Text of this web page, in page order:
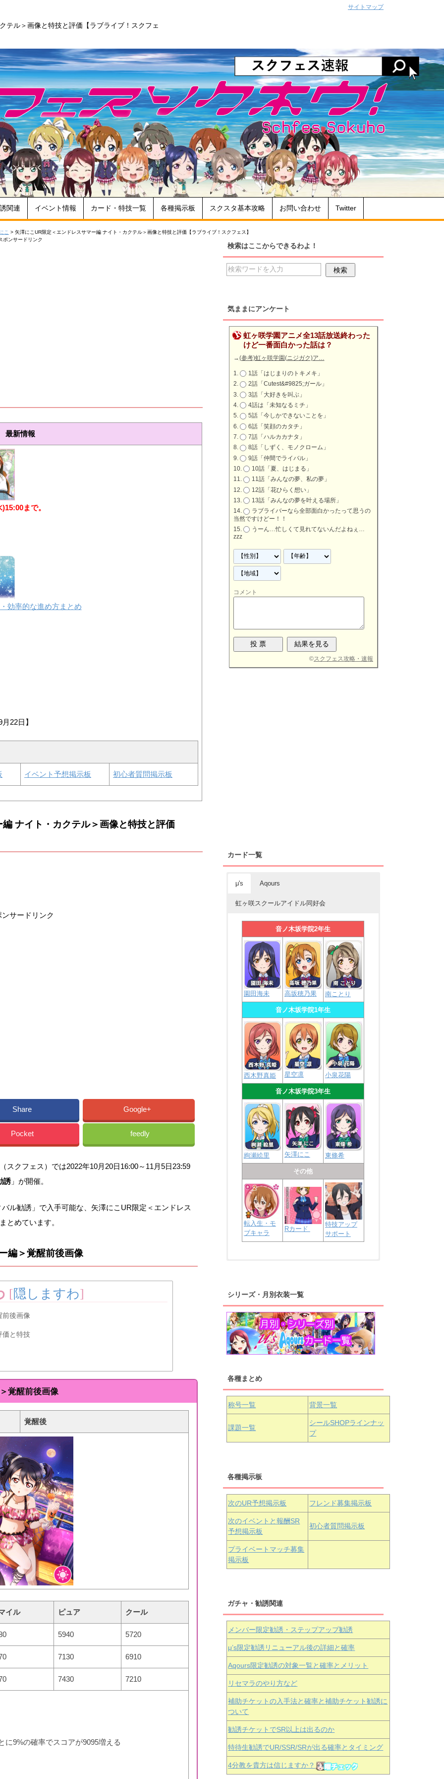
テル＞画像と特技と評価【ラブライブ！スクフェ
関連 イベント情報 カード・特技一覧 各種掲示板 スクスタ基本攻略 お問い合わせ Twitter
こ > 矢澤にこUR限定＜エンドレスサマー編 ナイト・カクテル＞画像と特技と評価【ラブライブ！スクフェス】
ポンサードリンク
最新情報
まで。
効率的な進め方まとめ
月22日】
イベント予想掲示板 初心者質問掲示板
ナイト・カクテル＞画像と特技と評価
ンサードリンク
Share Google+
Pocket feedly
スクフェス）では2022年10月20日16:00～11月5日23:59
誘」が開催。
ル勧誘」で入手可能な、矢澤にこUR限定＜エンドレス
とめています。
編＞覚醒前後画像
[隠しますわ]
前後画像
価と特技
覚醒前後画像
覚醒後
イル ピュア クール
5940 5720
7130 6910
7430 7210
に9%の確率でスコアが9095増える
検索はここからできるわよ！
気ままにアンケート
虹ヶ咲学園アニメ全13話放送終わった
けど一番面白かった話は？
→(参考)虹ヶ咲学園(ニジガク)ア…
1話「はじまりのトキメキ」
2話「Cutest&#9825;ガール」
3話「大好きを叫ぶ」
4話は「未知なるミチ」
5話「今しかできないことを」
6話「笑顔のカタチ」
7話「ハルカカナタ」
8話「しずく、モノクローム」
9話「仲間でライバル」
10話「夏、はじまる」
11話「みんなの夢、私の夢」
12話「花ひらく想い」
13話「みんなの夢を叶える場所」
ラブライバーなら全部面白かったって思うの
当然ですけどー！！
うーん…忙しくて見れてないんだよねぇ…
zzz
コメント
©スクフェス攻略・速報
カード一覧
μ's Aqours
虹ヶ咲スクールアイドル同好会
音ノ木坂学院2年生
園田海未 高坂穂乃果 南ことり
音ノ木坂学院1年生
西木野真姫 星空凛 小泉花陽
音ノ木坂学院3年生
絢瀬絵里 矢澤にこ 東條希
その他
転入生・モ
ブキャラ
Rカード
特技アップ
サポート
桜内梨子 高海千歌 渡辺曜
浦の星女学院1年生
津島善子 黒澤ルビィ 国木田花丸
浦の星女学院3年生
黒澤ダイヤ
上原歩夢 宮下愛 優木せつ菜
虹ヶ咲学園1年生
中須かすみ 天王寺璃奈 桜坂しずく
近江彼方
エマ・ヴェ
シリーズ・月別衣装一覧
各種まとめ
称号一覧 背景一覧
課題一覧
シールSHOPラインナッ
プ
各種掲示板
次のUR予想掲示板 フレンド募集掲示板
次のイベントと報酬SR
予想掲示板
初心者質問掲示板
プライベートマッチ募集
掲示板
ガチャ・勧誘関連
メンバー限定勧誘・ステップアップ勧誘
μ’s限定勧誘リニューアル後の詳細と確率
Aqours限定勧誘の対象一覧と確率とメリット
リセマラのやり方など
補助チケットの入手法と確率と補助チケット勧誘に
ついて
勧誘チケットでSR以上は出るのか
特待生勧誘でUR/SSR/SRが出る確率とタイミング
4分教を貴方は信じますか？
サイトマップ